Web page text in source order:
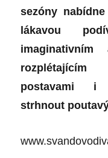
sezóny
lákavou
rozplétajícím
postavami i
strhnout